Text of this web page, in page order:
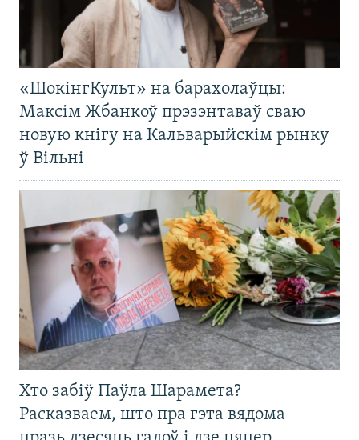
«ШокінгКульт» на барахолаўцы:
Максім Жбанкоў прэзэнтаваў сваю
новую кнігу на Кальварыйскім рынку
ў Вільні
Хто забіў Паўла Шарамета?
Расказваем, што пра гэта вядома